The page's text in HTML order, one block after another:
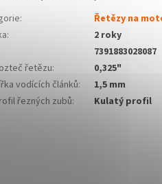
:
Řetězy na
:
2 roky
7391883028087
řetězu:
0,325"
vodících článků:
1,5 mm
řezných zubů: Kulatý profil